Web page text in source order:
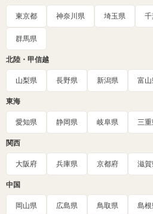
東京都 神奈川県 埼玉県
群馬県
北陸・甲信越
山梨県 長野県 新潟県 富
東海
愛知県 静岡県 岐阜県 三
関西
大阪府 兵庫県 京都府 滋
中国
岡山県 広島県 鳥取県 島